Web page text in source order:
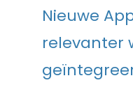
Nieuwe
relevanter